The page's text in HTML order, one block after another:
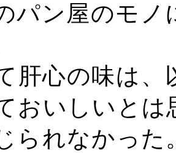
パン屋のモ
肝心の味は、
おいしいとは
られなかっ